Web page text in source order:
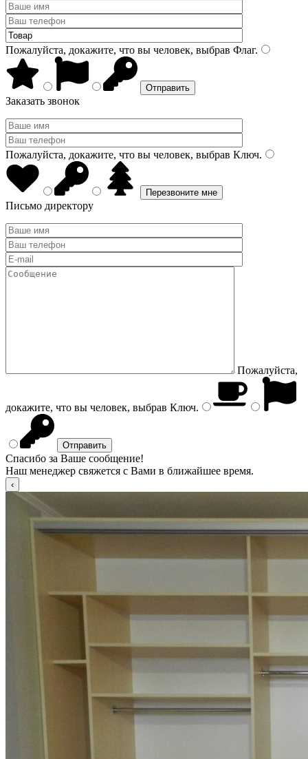
Пожалуйста, докажите, что вы человек, выбрав Флаг.
Заказать звонок
Пожалуйста, докажите, что вы человек, выбрав Ключ.
Письмо директору
Пожалуйста,
докажите, что вы человек, выбрав Ключ.
Спасибо за Ваше сообщение!
Наш менеджер свяжется с Вами в ближайшее время.